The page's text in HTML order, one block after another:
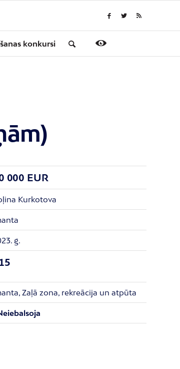
konkursi
000 EUR
Kurkotova
g.
Zaļā zona, rekreācija un atpūta